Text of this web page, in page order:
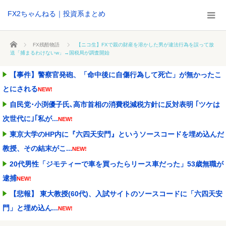
FX2ちゃんねる｜投資系まとめ
ホーム FX残酷物語
【ニコ生】FXで親の財産を溶かした男が違法行為を誤って放
送「捕まるわけないw」→国税局が調査開始
【事件】警察官発砲、「命中後に自傷行為して死亡」が無かったこ
とにされるNEW!
自民党･小渕優子氏､高市首相の消費税減税方針に反対表明 ｢ツケは
次世代に｣｢私が...NEW!
東京大学のHP内に『六四天安門』というソースコードを埋め込んだ
教授、その結末がこ...NEW!
20代男性「ジモティーで車を買ったらリース車だった」53歳無職が
逮捕NEW!
【悲報】 東大教授(60代)、入試サイトのソースコードに「六四天安
門」と埋め込ん...NEW!